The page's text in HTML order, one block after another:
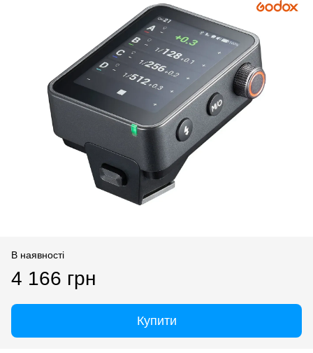
В наявності
4 166 грн
Купити